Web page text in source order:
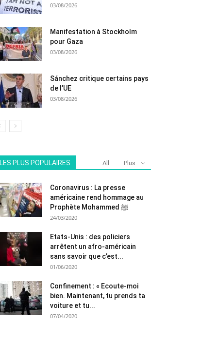
03/08/2026
Manifestation à Stockholm
pour Gaza
03/08/2026
Sánchez critique certains pays
de l’UE
03/08/2026
LES PLUS POPULAIRES All Plus
Coronavirus : La presse
américaine rend hommage au
Prophète Mohammed ﷺ
24/03/2020
Etats-Unis : des policiers
arrêtent un afro-américain
sans savoir que c’est...
01/06/2020
Confinement : « Ecoute-moi
bien. Maintenant, tu prends ta
voiture et tu...
07/04/2020